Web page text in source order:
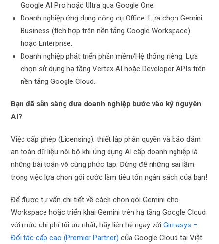
Google AI Pro hoặc Ultra qua Google One.
Doanh nghiệp ứng dụng công cụ Office: Lựa chọn Gemini
Business (tích hợp trên nền tảng Google Workspace)
hoặc Enterprise.
Doanh nghiệp phát triển phần mềm/Hệ thống riêng: Lựa
chọn sử dụng hạ tầng Vertex AI hoặc Developer APIs trên
nền tảng Google Cloud.
Bạn đã sẵn sàng đưa doanh nghiệp bước vào kỷ nguyên
AI?
Việc cấp phép (Licensing), thiết lập phân quyền và bảo đảm
an toàn dữ liệu nội bộ khi ứng dụng AI cấp doanh nghiệp là
những bài toán vô cùng phức tạp. Đừng để những sai lầm
trong việc lựa chọn gói cước làm tiêu tốn ngân sách của bạn!
Để được tư vấn chi tiết về cách chọn gói Gemini cho
Workspace hoặc triển khai Gemini trên hạ tầng Google Cloud
với mức chi phí tối ưu nhất, hãy liên hệ ngay với Gimasys –
Đối tác cấp cao (Premier Partner) của Google Cloud tại Việt